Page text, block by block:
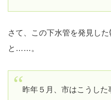
さて、この下水管を発見し
と……。
昨年５月、市はこうし